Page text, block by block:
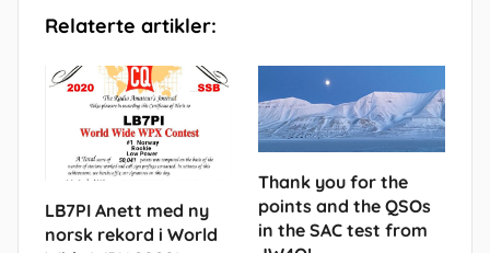
Relaterte artikler:
LB7PI Anett med ny
norsk rekord i World
Thank you for the
points and the QSOs
in the SAC test from